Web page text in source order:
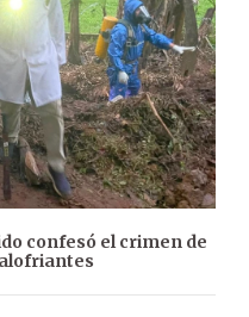
confesó el crimen de